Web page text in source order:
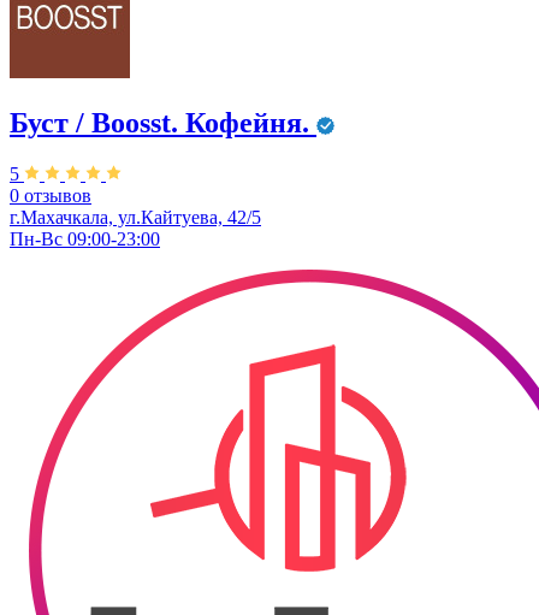
Буст / Boosst. Кофейня.
5
0 отзывов
г.Махачкала, ул.Кайтуева, 42/5
Пн-Вс 09:00-23:00